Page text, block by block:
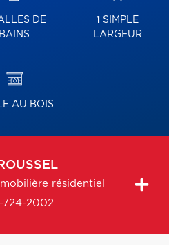
DE
BAINS
1 SIMPLE
LARGEUR
AU BOIS
résidentiel
724-2002